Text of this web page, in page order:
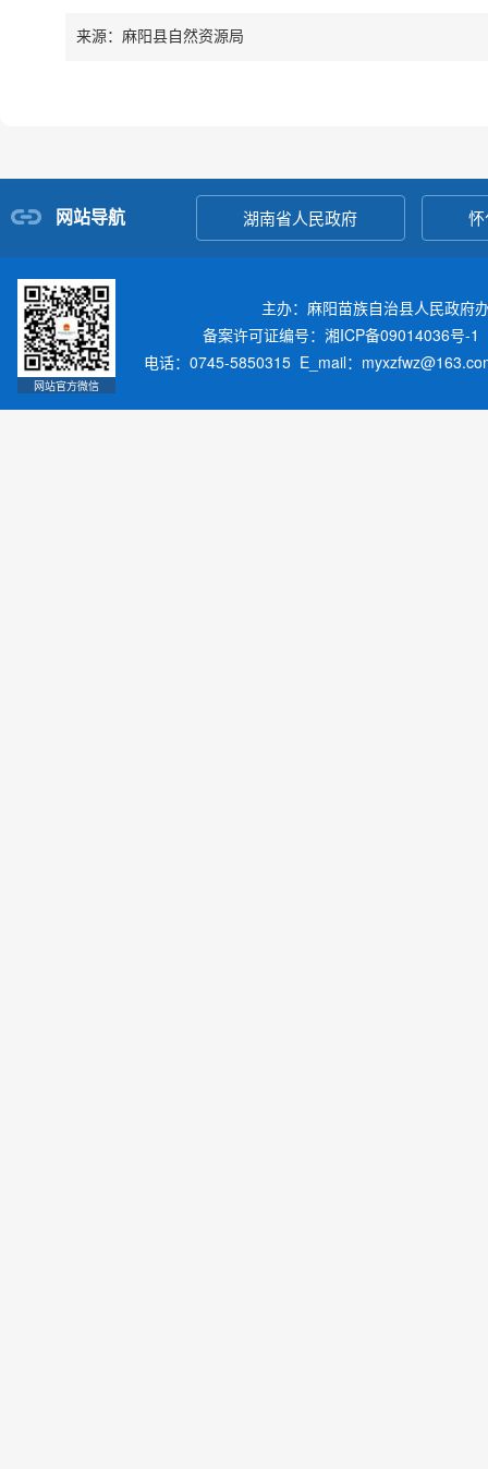
来源：麻阳县自然资源局
网站导航 湖南省人民政府
网站官方微信
主办：麻阳苗族自治县人民政
备案许可证编号：湘ICP备09014036号-1
电话：0745-5850315 E_mail：